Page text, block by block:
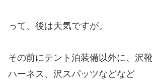
って、後は天気ですが。
その前にテント泊装備以外に、沢
ハーネス、沢スパッツなどなど